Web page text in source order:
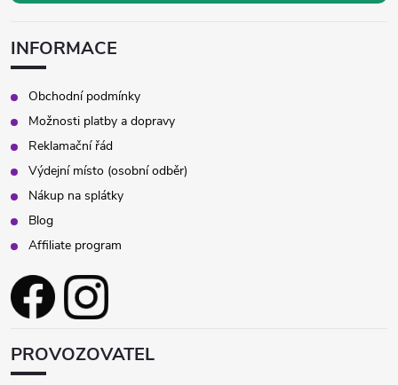
ý
p
i
s
u
INFORMACE
Obchodní podmínky
Možnosti platby a dopravy
Reklamační řád
Výdejní místo (osobní odběr)
Nákup na splátky
Blog
Affiliate program
PROVOZOVATEL